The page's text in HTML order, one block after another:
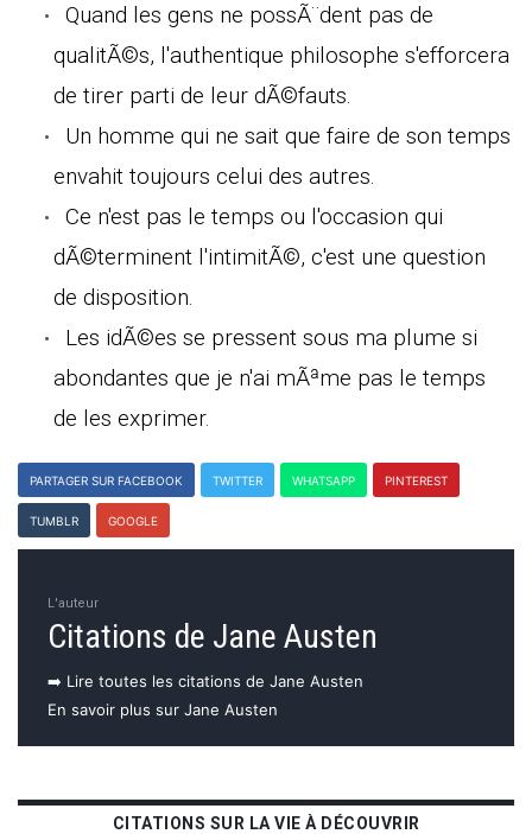
Quand les gens ne possÃ¨dent pas de
qualitÃ©s, l'authentique philosophe s'efforcera
de tirer parti de leur dÃ©fauts.
Un homme qui ne sait que faire de son temps
envahit toujours celui des autres.
Ce n'est pas le temps ou l'occasion qui
dÃ©terminent l'intimitÃ©, c'est une question
de disposition.
Les idÃ©es se pressent sous ma plume si
abondantes que je n'ai mÃªme pas le temps
de les exprimer.
PARTAGER SUR FACEBOOK TWITTER WHATSAPP PINTEREST
TUMBLR GOOGLE
L'auteur
Citations de Jane Austen
➡️ Lire toutes les citations de Jane Austen
En savoir plus sur Jane Austen
CITATIONS SUR LA VIE À DÉCOUVRIR